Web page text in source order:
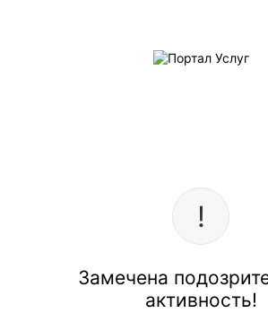
Замечена
активность!